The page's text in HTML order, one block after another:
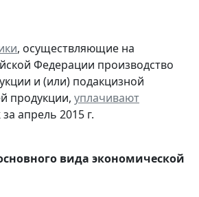
, осуществляющие на
Федерации производство
и (или) подакцизной
продукции, уплачивают
апрель 2015 г.
вида экономической